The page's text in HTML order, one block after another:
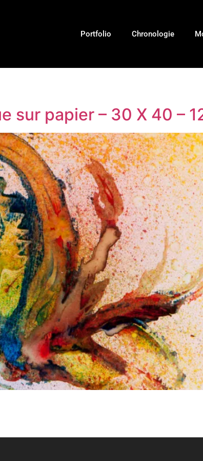
Portfolio Chronologie
sur papier – 30 X 40 –